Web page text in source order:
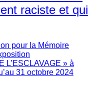
raciste et qui